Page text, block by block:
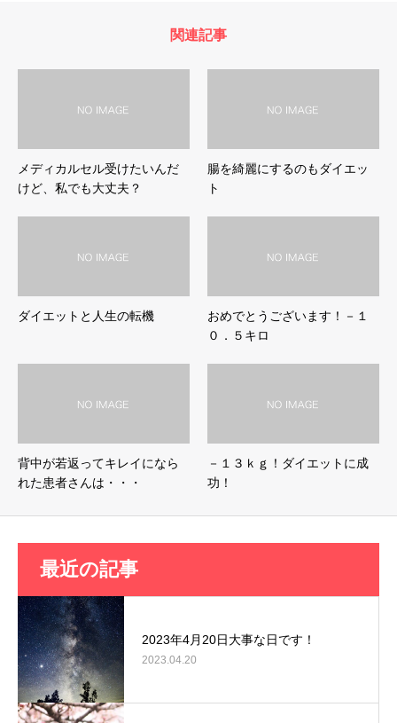
関連記事
メディカルセル受けたいんだ
けど、私でも大丈夫？
腸を綺麗にするのもダイエッ
ト
ダイエットと人生の転機
おめでとうございます！－１
０．５キロ
背中が若返ってキレイになら
れた患者さんは・・・
－１３ｋｇ！ダイエットに成
功！
最近の記事
2023年4月20日大事な日です！
2023.04.20